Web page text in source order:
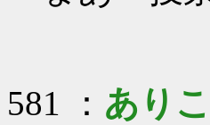
581 ： あり